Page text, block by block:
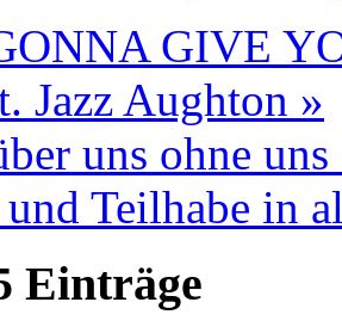
GIVE
Jazz Aughton »
uns ohne
Teilhabe in
Einträge